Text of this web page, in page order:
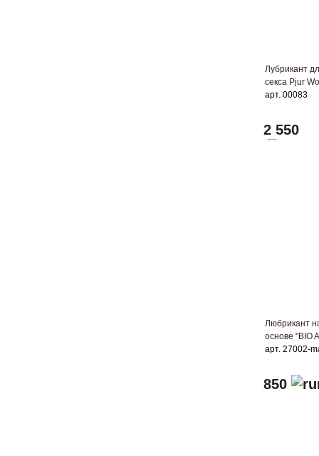
Лубрикант
секса Pjur
арт. 00083
2 550
Любрикант
основе "BIO
арт. 27002-
850